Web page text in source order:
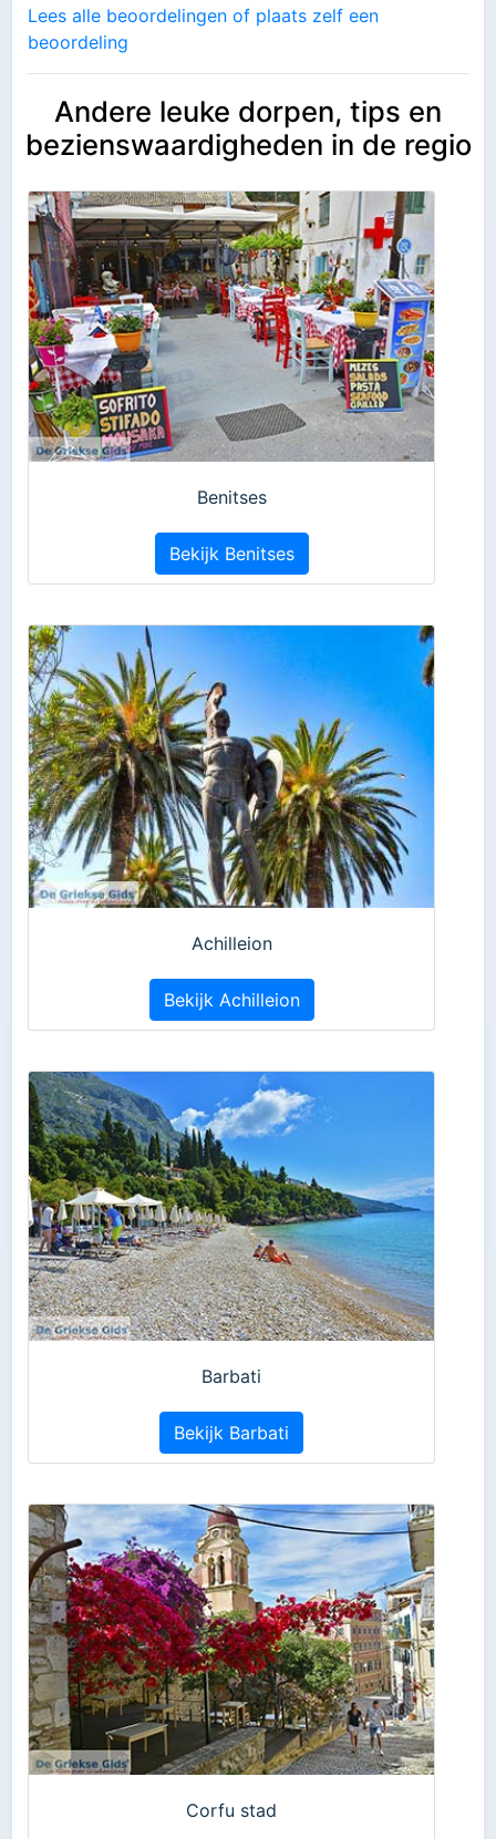
Lees alle beoordelingen of plaats zelf een
beoordeling
Andere leuke dorpen, tips en
bezienswaardigheden in de regio
Benitses
Bekijk Benitses
Achilleion
Bekijk Achilleion
Barbati
Bekijk Barbati
Corfu stad